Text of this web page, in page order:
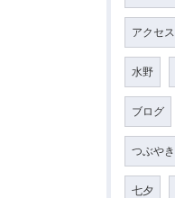
アクセス
水野
ブログ
つぶやき
七夕